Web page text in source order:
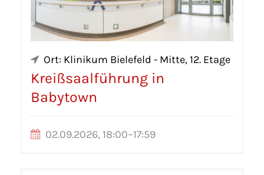
Ort: Klinikum Bielefeld - Mitte, 12. Etage
Kreißsaalführung in
Babytown
02.09.2026, 18:00–17:59